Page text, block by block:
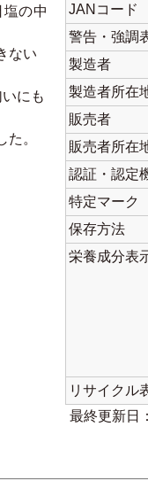
の中
ない
にも
。
JANコード
警告・強調
製造者
製造者所在
販売者
販売者所在
認証・認定
特定マーク
保存方法
栄養成分表
リサイクル
最終更新日